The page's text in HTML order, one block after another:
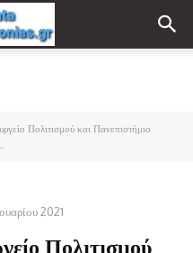
Πολιτισμού και Πανεπιστήμιο
2021
Πολιτισμού